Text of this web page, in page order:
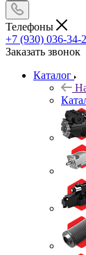
Телефоны
+7 (930) 036-34-
Заказать звонок
Каталог